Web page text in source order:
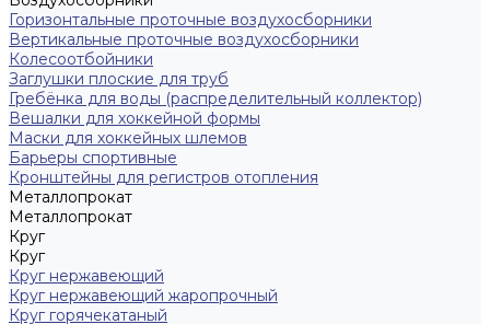
Горизонтальные проточные воздухосборники
Вертикальные проточные воздухосборники
Колесоотбойники
Заглушки плоские для труб
Гребёнка для воды (распределительный коллектор)
Вешалки для хоккейной формы
Маски для хоккейных шлемов
Барьеры спортивные
Кронштейны для регистров отопления
Металлопрокат
Металлопрокат
Круг
Круг
Круг нержавеющий
Круг нержавеющий жаропрочный
Круг горячекатаный